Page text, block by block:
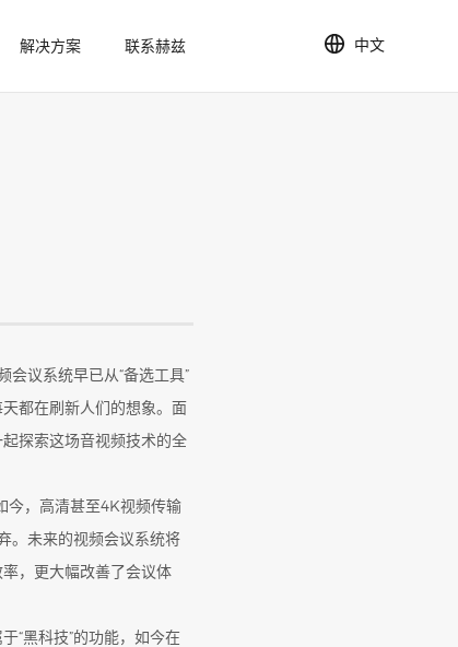
解决方案 联系赫兹 中文
议系统早已从“备选工具”
都在刷新人们的想象。面
探索这场音视频技术的全
今，高清甚至4K视频传输
。未来的视频会议系统将
，更大幅改善了会议体
“黑科技”的功能，如今在